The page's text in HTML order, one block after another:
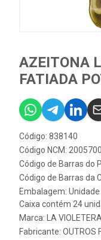
AZEITONA
FATIADA
Código: 838140
Código NCM:
Código de Barras do
Código de Barras da
Embalagem: Unidade
Caixa contém 24
Marca:
LA VIOLETERA
Fabricante: OUTROS